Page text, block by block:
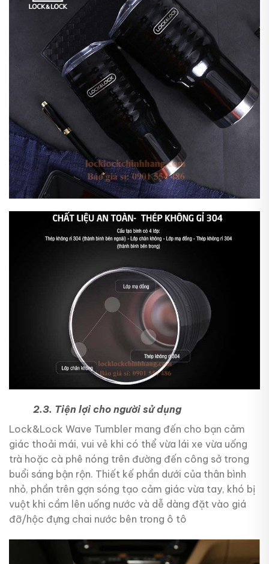
2.3. Tiện lợi cho người sử dụng
Lock&Lock Wave Tumbler mang đến cho bạn cảm
giác thoải mái, vui vẻ khi có thể vừa lái xe vừa uống
trà hoặc cà phê nóng trên đường đến công sở trong
buổi sáng bận rộn. Thiết kế phần dưới của thân bình
nhỏ, phần trên gợn sóng tạo cảm giác vừa tay, khó bị
vuột khi cầm lên uống nước và dễ dàng đặt vào giá
đỡ/hộc đựng chai nước bên trong ô tô